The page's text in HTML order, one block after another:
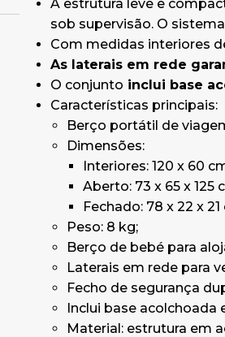
A estrutura leve e
sob supervisão. O
Com medidas interiores
As laterais em rede
O conjunto inclui base
Características principais:
Berço portátil de
Dimensões:
Interiores: 120 x 60
Aberto: 73 x 65 x
Fechado: 78 x 22 x
Peso: 8 kg;
Berço de bebé para
Laterais em rede para
Fecho de segurança
Inclui base acolchoada
Material: estrutura em